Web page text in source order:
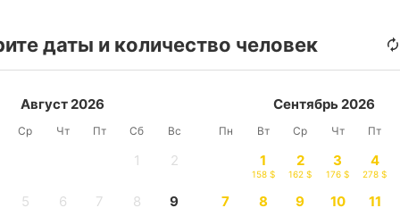
даты и количество человек
Август 2026
Ср Чт Пт Сб Вс
1 2
5 6 7 8 9
Сентябрь 2026
Пн Вт Ср Чт Пт
1
158 $
2
162 $
3
176 $
4
278 $
7 8 9 10 11